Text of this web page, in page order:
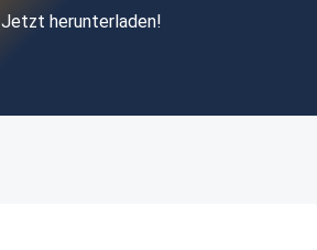
Jetzt herunterladen!